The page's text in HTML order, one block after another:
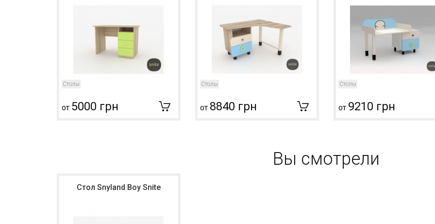
Столы
от 5000 грн
Столы
от 8840 грн
Столы
от 9210 грн
Вы смотрели
Стол Snyland Boy Snite